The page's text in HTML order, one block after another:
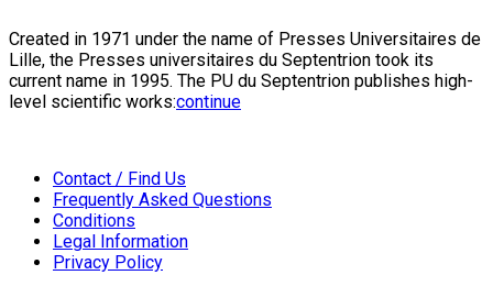
Created in 1971 under the name of Presses Universitaires de
Lille, the Presses universitaires du Septentrion took its
current name in 1995. The PU du Septentrion publishes high-
level scientific works:continue
Contact / Find Us
Frequently Asked Questions
Conditions
Legal Information
Privacy Policy